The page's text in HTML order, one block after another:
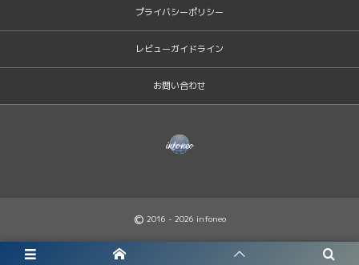
プライバシーポリシー
レビューガイドライン
お問い合わせ
© 2016 - 2026 infoneo